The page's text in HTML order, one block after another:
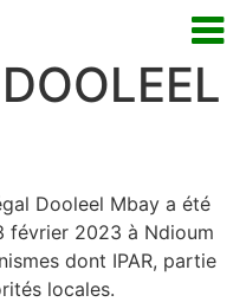
DOOLEEL
Dooleel Mbay a été
février 2023 à Ndioum
dont IPAR, partie
locales.